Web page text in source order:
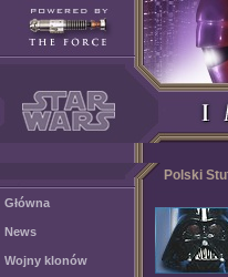
Polski
Główna
News
Wojny klonów